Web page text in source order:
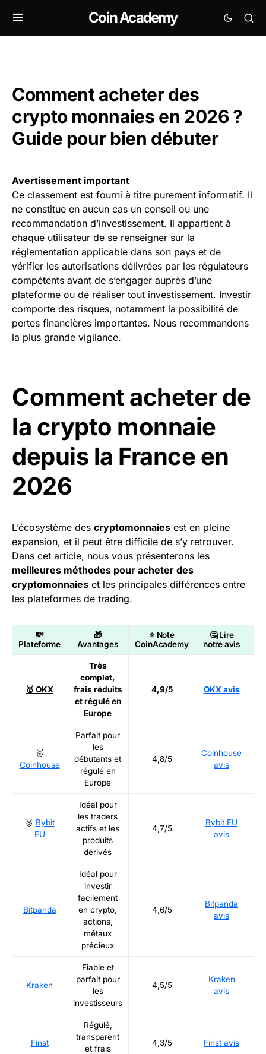
Coin Academy
Comment acheter des
crypto monnaies en 2026 ?
Guide pour bien débuter
Avertissement important
Ce classement est fourni à titre purement informatif. Il
ne constitue en aucun cas un conseil ou une
recommandation d’investissement. Il appartient à
chaque utilisateur de se renseigner sur la
réglementation applicable dans son pays et de
vérifier les autorisations délivrées par les régulateurs
compétents avant de s’engager auprès d’une
plateforme ou de réaliser tout investissement. Investir
comporte des risques, notamment la possibilité de
pertes financières importantes. Nous recommandons
la plus grande vigilance.
Comment acheter de
la crypto monnaie
depuis la France en
2026
L’écosystème des cryptomonnaies est en pleine
expansion, et il peut être difficile de s’y retrouver.
Dans cet article, nous vous présenterons les
meilleures méthodes pour acheter des
cryptomonnaies et les principales différences entre
les plateformes de trading.
💸
Plateforme
🎁
Avantages
⭐ Note
CoinAcademy
🤔 Lire
notre avis
🥇 OKX
Très
complet,
frais réduits
et régulé en
Europe
4,9/5 OKX avis
🥈
Coinhouse
Parfait pour
les
débutants et
régulé en
Europe
4,8/5
Coinhouse
avis
🥉 Bybit
EU
Idéal pour
les traders
actifs et les
produits
dérivés
4,7/5
Bybit EU
avis
Bitpanda
Idéal pour
investir
facilement
en crypto,
actions,
métaux
précieux
4,6/5
Bitpanda
avis
Kraken
Fiable et
parfait pour
les
investisseurs
4,5/5
Kraken
avis
Finst
Régulé,
transparent
et frais
4,3/5 Finst avis